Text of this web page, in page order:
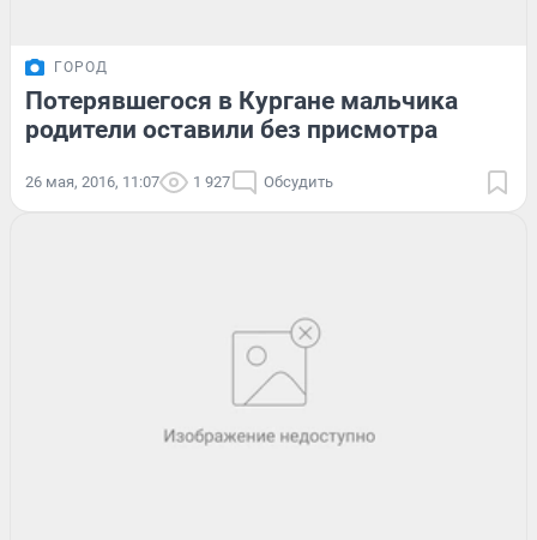
ГОРОД
Потерявшегося в Кургане мальчика
родители оставили без присмотра
26 мая, 2016, 11:07 1 927 Обсудить